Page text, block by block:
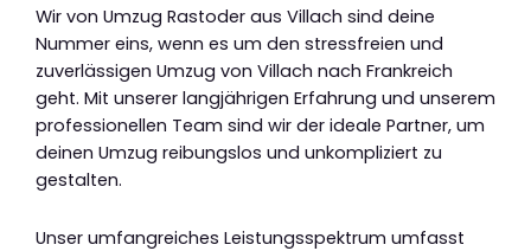
Wir von Umzug Rastoder aus Villach sind deine
Nummer eins, wenn es um den stressfreien und
zuverlässigen Umzug von Villach nach Frankreich
geht. Mit unserer langjährigen Erfahrung und unserem
professionellen Team sind wir der ideale Partner, um
deinen Umzug reibungslos und unkompliziert zu
gestalten.
Unser umfangreiches Leistungsspektrum umfasst